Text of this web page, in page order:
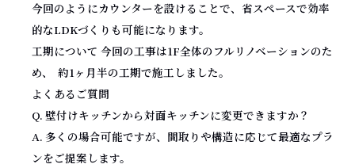
今回のようにカウンターを設けることで、省スペースで効率
的なLDKづくりも可能になります。
工期について 今回の工事は1F全体のフルリノベーションのた
め、 約1ヶ月半の工期で施工しました。
よくあるご質問
Q. 壁付けキッチンから対面キッチンに変更できますか？
A. 多くの場合可能ですが、間取りや構造に応じて最適なプラ
ンをご提案します。